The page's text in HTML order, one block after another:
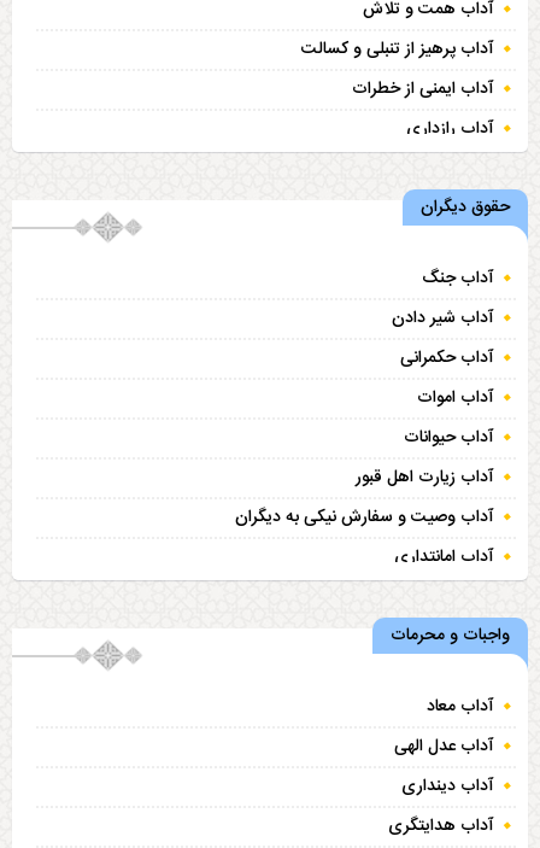
آداب همت و تلاش
آداب پرهیز از تنبلی و کسالت
آداب ایمنی از خطرات
آداب رازداری
آداب آرزو
آداب هدیه
حقوق دیگران
آداب جنگ
آداب شیر دادن
آداب حکمرانی
آداب اموات
آداب حیوانات
آداب زیارت اهل قبور
آداب وصیت و سفارش نیکی به دیگران
آداب امانتداری
حقوق مؤمن
واجبات و محرمات
آداب معاد
آداب عدل الهی
آداب دینداری
آداب هدایتگری